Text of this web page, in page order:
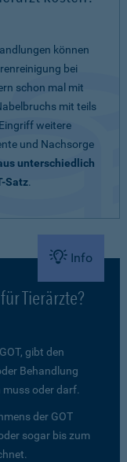
können
bei
schon mal mit
mit teils
weitere
und Nachsorge
unterschiedlich
Satz.
Info
Tierärzte?
gibt den
Behandlung
muss oder darf.
der GOT
sogar bis zum